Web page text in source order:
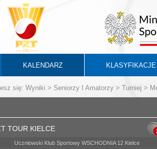
KALENDARZ KLASYFIKACJE
się: Wyniki > Seniorzy I Amatorzy > Turniej >
TOUR KIELCE
Uczniowski Klub Sportowy WSCHODNIA 12 Kielce